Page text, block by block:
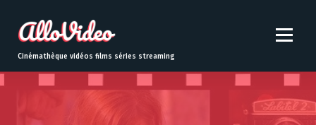
t
o
Cinémathèque vidéos films séries streaming